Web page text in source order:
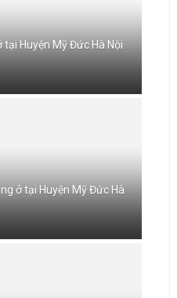
tại Huyện Mỹ Đức Hà Nội
ở tại Huyện Mỹ Đức Hà